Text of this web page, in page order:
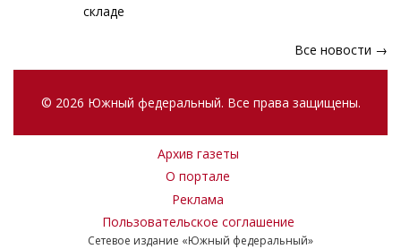
складе
Все новости →
© 2026 Южный федеральный. Все права защищены.
Архив газеты
О портале
Реклама
Пользовательское соглашение
Сетевое издание «Южный федеральный»